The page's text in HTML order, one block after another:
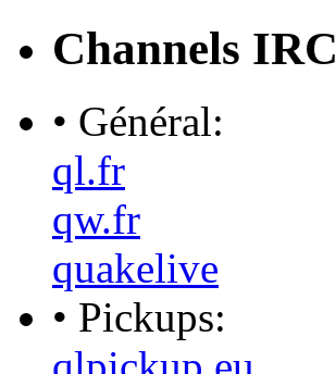
Channels IRC
• Général:
ql.fr
qw.fr
quakelive
• Pickups: